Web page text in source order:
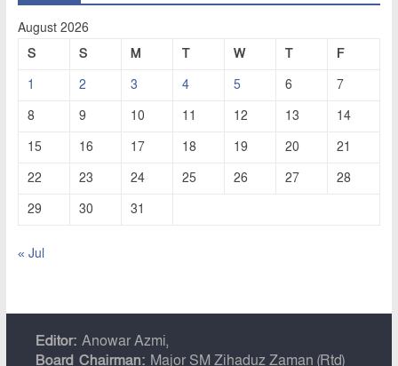
August 2026
S
S M T W T
F
1
2 3 4 5 6
7
8
9 10 11 12 13
14
15
16 17 18 19 20
21
22
23 24 25 26 27
28
29
30 31
« Jul
Editor: Anowar Azmi,
Board Chairman: Major SM Zihaduz Zaman (Rtd)